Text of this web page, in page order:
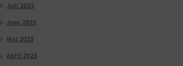
Juli 2023
Juni 2023
Mai 2023
April 2023